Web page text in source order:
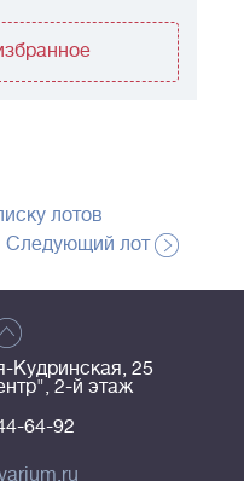
лотов
Следующий лот
Кудринская, 25
2-й этаж
64-92